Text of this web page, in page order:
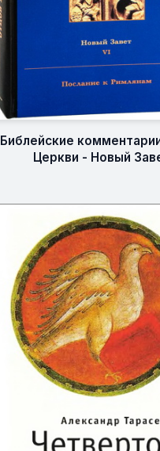
Библейские
Церкви - Новый